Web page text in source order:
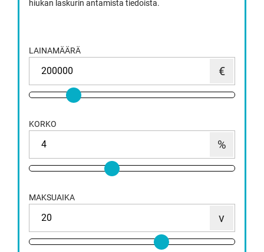
hiukan laskurin antamista tiedoista.
LAINAMÄÄRÄ
KORKO
MAKSUAIKA